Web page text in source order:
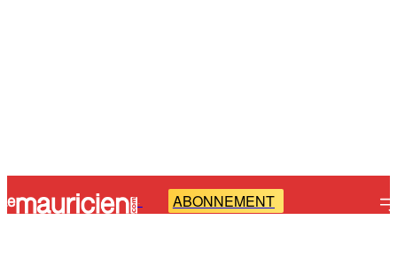
- ABONNEMENT